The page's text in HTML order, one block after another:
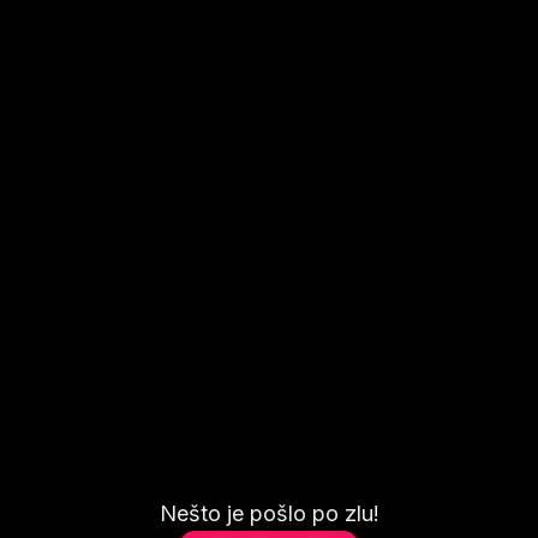
Nešto je pošlo po zlu!